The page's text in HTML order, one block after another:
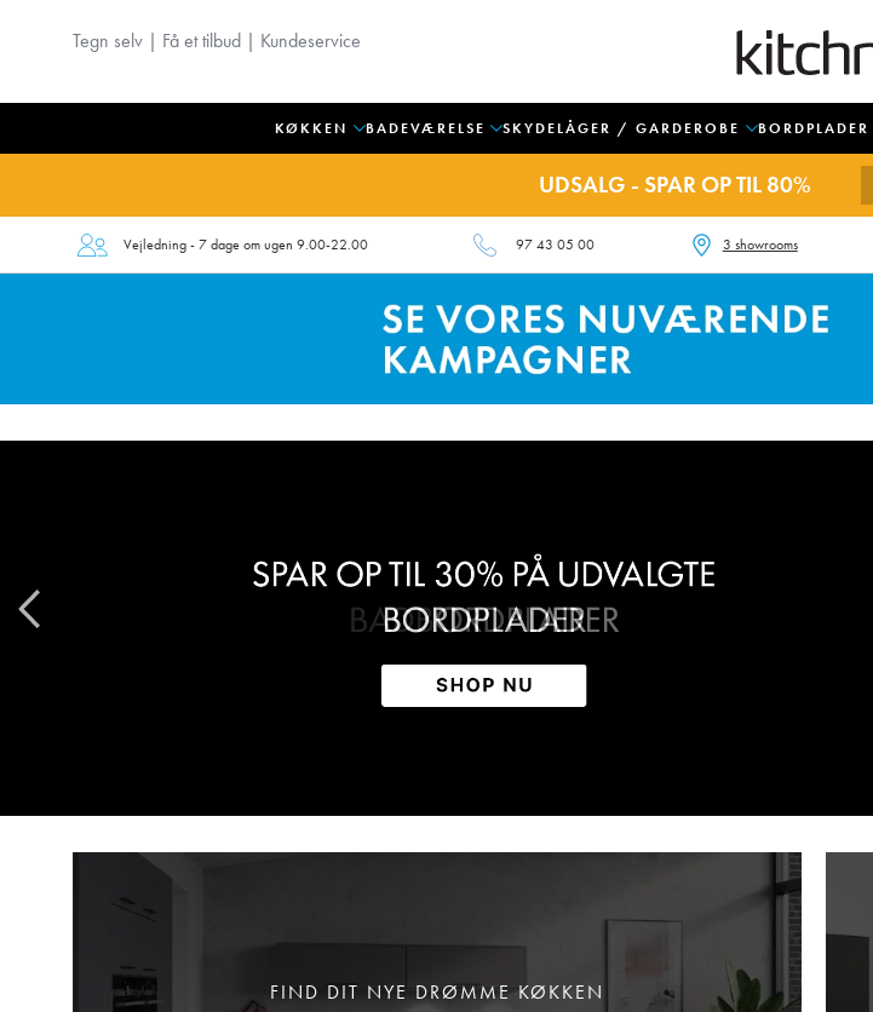
Tegn selv | Få et tilbud | Kundeservice
KØKKEN BADEVÆRELSE SKYDELÅGER / GARDEROBE BORDPLADER
UDSALG - SPAR OP TIL 80%
Vejledning - 7 dage om ugen 9.00-22.00 97 43 05 00 3 showrooms
FIND DIT NYE DRØMME KØKKEN